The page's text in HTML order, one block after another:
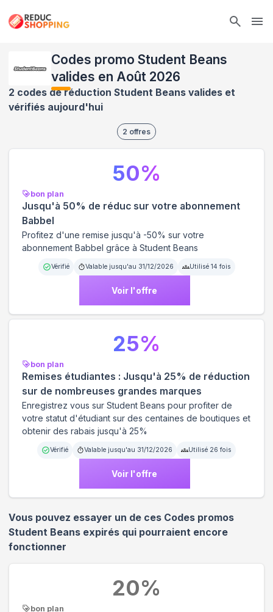
Codes promo Student Beans
valides en Août 2026
2 codes de réduction Student Beans valides et
vérifiés aujourd'hui
2 offres
bon plan
Jusqu'à 50% de réduc sur votre abonnement
Babbel
Profitez d'une remise jusqu'à -50% sur votre
abonnement Babbel grâce à Student Beans
Vérifié Valable jusqu'au 31/12/2026 Utilisé 14 fois
Voir l'offre
50%
bon plan
Remises étudiantes : Jusqu'à 25% de réduction
sur de nombreuses grandes marques
Enregistrez vous sur Student Beans pour profiter de
votre statut d'étudiant sur des centaines de boutiques et
obtenir des rabais jusqu'à 25%
Vérifié Valable jusqu'au 31/12/2026 Utilisé 26 fois
Voir l'offre
25%
Vous pouvez essayer un de ces Codes promos
Student Beans expirés qui pourraient encore
fonctionner
bon plan
20%